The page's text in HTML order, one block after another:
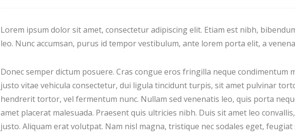
Lorem ipsum dolor sit amet, consectetur adipiscing elit. Etiam est nibh,
leo. Nunc accumsan, purus id tempor vestibulum, ante lorem porta elit, a
Donec semper dictum posuere. Cras congue eros fringilla neque condimentum
justo vitae vehicula consectetur, dui ligula tincidunt turpis, sit amet pulvinar
hendrerit tortor, vel fermentum nunc. Nullam sed venenatis leo, quis porta
amet placerat malesuada. Praesent quis ultricies nibh. Duis sit amet leo
justo. Aliquam erat volutpat. Nam nisl magna, tristique nec sodales eget, feugiat